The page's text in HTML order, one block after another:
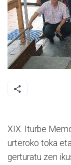
XIX. Iturbe
urteroko toka
gerturatu zen